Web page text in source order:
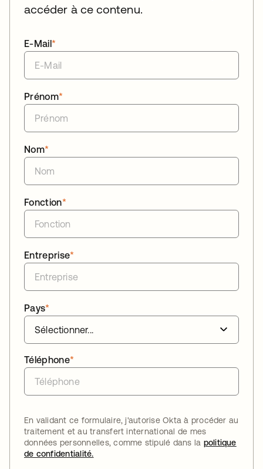
accéder à ce contenu.
*
E-Mail
*
Prénom
*
Nom
*
Fonction
*
Entreprise
*
Pays
*
Téléphone
En validant ce formulaire, j'autorise Okta à procéder au
traitement et au transfert international de mes
données personnelles, comme stipulé dans la politique
de confidentialité.